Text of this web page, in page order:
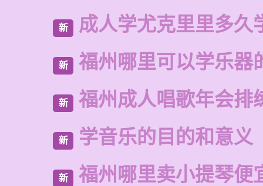
新 成人学尤克里里多久
新 福州哪里可以学乐器
新 福州成人唱歌年会排
新 学音乐的目的和意义
新 福州哪里卖小提琴便